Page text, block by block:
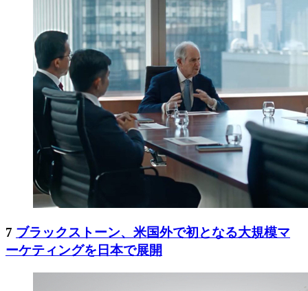
7 ブラックストーン、米国外で初となる大規模マ
ーケティングを日本で展開